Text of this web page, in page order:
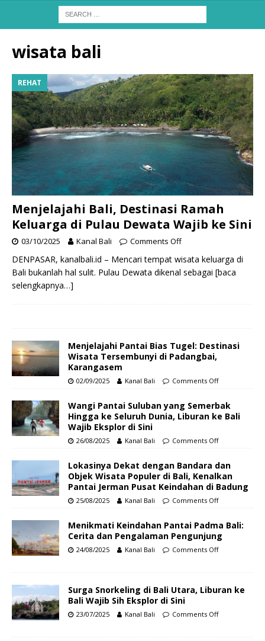
wisata bali
REHAT
Menjelajahi Bali, Destinasi Ramah
Keluarga di Pulau Dewata Wajib ke Sini
03/10/2025 Kanal Bali Comments Off
DENPASAR, kanalbali.id – Mencari tempat wisata keluarga di
Bali bukanlah hal sulit. Pulau Dewata dikenal sebagai [baca
selengkapnya…]
Menjelajahi Pantai Bias Tugel: Destinasi
Wisata Tersembunyi di Padangbai,
Karangasem
02/09/2025 Kanal Bali Comments Off
Wangi Pantai Suluban yang Semerbak
Hingga ke Seluruh Dunia, Liburan ke Bali
Wajib Eksplor di Sini
26/08/2025 Kanal Bali Comments Off
Lokasinya Dekat dengan Bandara dan
Objek Wisata Populer di Bali, Kenalkan
Pantai Jerman Pusat Keindahan di Badung
25/08/2025 Kanal Bali Comments Off
Menikmati Keindahan Pantai Padma Bali:
Cerita dan Pengalaman Pengunjung
24/08/2025 Kanal Bali Comments Off
Surga Snorkeling di Bali Utara, Liburan ke
Bali Wajib Sih Eksplor di Sini
23/07/2025 Kanal Bali Comments Off